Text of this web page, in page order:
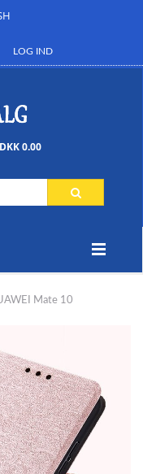
LOG IND
0.00
Mate 10